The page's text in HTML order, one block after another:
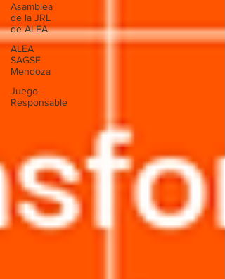
Asamblea
de la JRL
de ALEA
ALEA
SAGSE
Mendoza
Juego
Responsable